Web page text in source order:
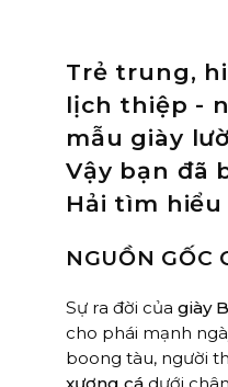
Trẻ trung,
lịch thiệp -
mẫu giày
Vậy bạn đã
Hải tìm hiểu
NGUỒN GỐC
Sự ra đời của giày
cho phái mạnh
boong tàu, người